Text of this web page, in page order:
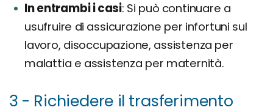
In entrambi i casi Si può continuare a
usufruire di assicurazione per infortuni sul
lavoro, disoccupazione, assistenza per
malattia e assistenza per maternità.
3 - Richiedere il trasferimento